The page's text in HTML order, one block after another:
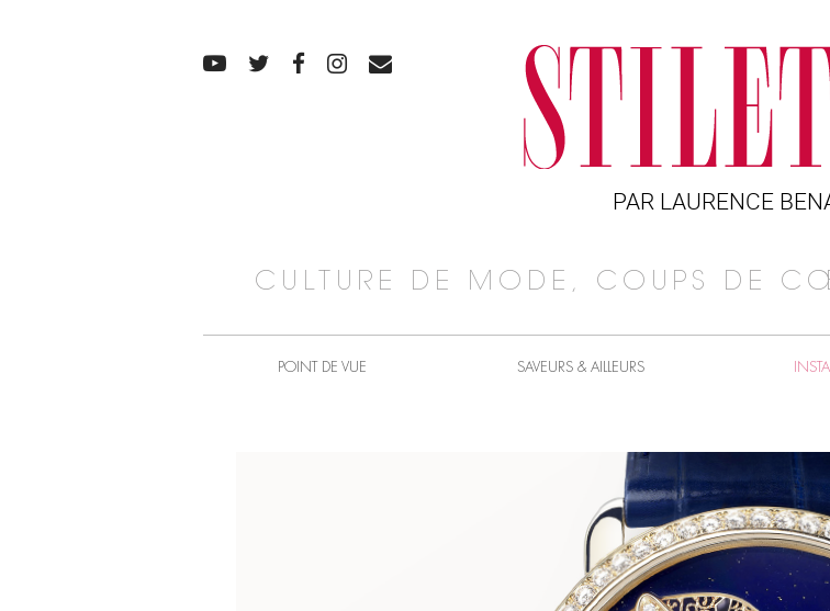
PAR LAURENCE
CULTURE DE MODE, COUPS DE
POINT DE VUE SAVEURS & AILLEURS